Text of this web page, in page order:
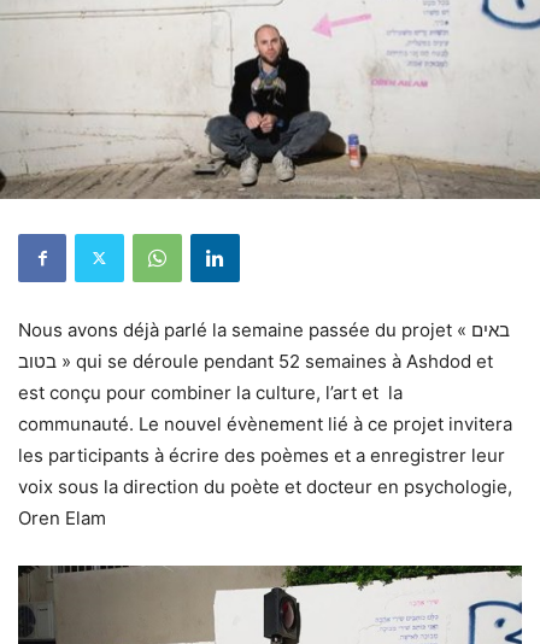
Nous avons déjà parlé la semaine passée du projet « באים
בטוב » qui se déroule pendant 52 semaines à Ashdod et
est conçu pour combiner la culture, l’art et la
communauté. Le nouvel évènement lié à ce projet invitera
les participants à écrire des poèmes et a enregistrer leur
voix sous la direction du poète et docteur en psychologie,
Oren Elam